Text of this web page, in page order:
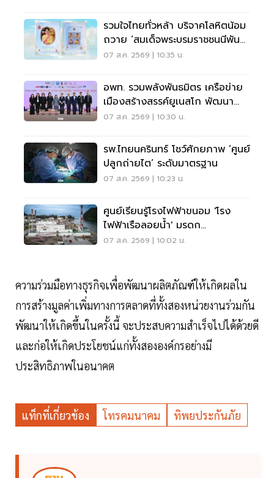
รวมใจไทยทั่วหล้า บริจาคโลหิตน้อม
ถวาย ‘สมเด็จพระบรมราชชนนีพันปี
หลวง’
07 ส.ค. 2569 | 10:35 น.
อพท. รวมพลังพันธมิตร เครือข่าย
เมืองสร้างสรรค์ยูเนสโก พัฒนา
เมืองอย่างยั่งยืน
07 ส.ค. 2569 | 10:30 น.
รพ.ไทยนครินทร์ โชว์ศักยภาพ ‘ศูนย์
ปลูกถ่ายไต’ ระดับมาตรฐาน
07 ส.ค. 2569 | 10:23 น.
ศูนย์เรียนรู้โรงไฟฟ้าขนอม 'โรง
ไฟฟ้าเรือลอยน้ำ' มรดก
อุตสาหกรรมแลนด์มาร์กชุมชน
07 ส.ค. 2569 | 10:02 น.
ความร่วมมือทางธุรกิจเพื่อพัฒนาผลิตภัณฑ์ให้เกิดผลใน
การสร้างมูลค่าเพิ่มทางการตลาดที่ทั้งสองหน่วยงานร่วมกัน
พัฒนาให้เกิดขึ้นในครั้งนี้ จะประสบความสำเร็จไปได้ด้วยดี
และก่อให้เกิดประโยชน์แก่ทั้งสององค์กรอย่างมี
ประสิทธิภาพในอนาคต
แท็กที่เกี่ยวข้อง โทรคมนาคม ทิพยประกันภัย